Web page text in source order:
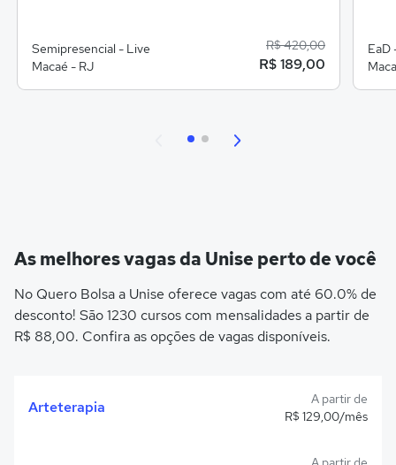
Semipresencial - Live
Macaé - RJ
R$ 420,00
R$ 189,00
EaD
As melhores vagas da Unise perto de você
No Quero Bolsa a Unise oferece vagas com até 60.0% de
desconto! São 1230 cursos com mensalidades a partir de
R$ 88,00. Confira as opções de vagas disponíveis.
Arteterapia
A partir de
R$ 129,00/mês